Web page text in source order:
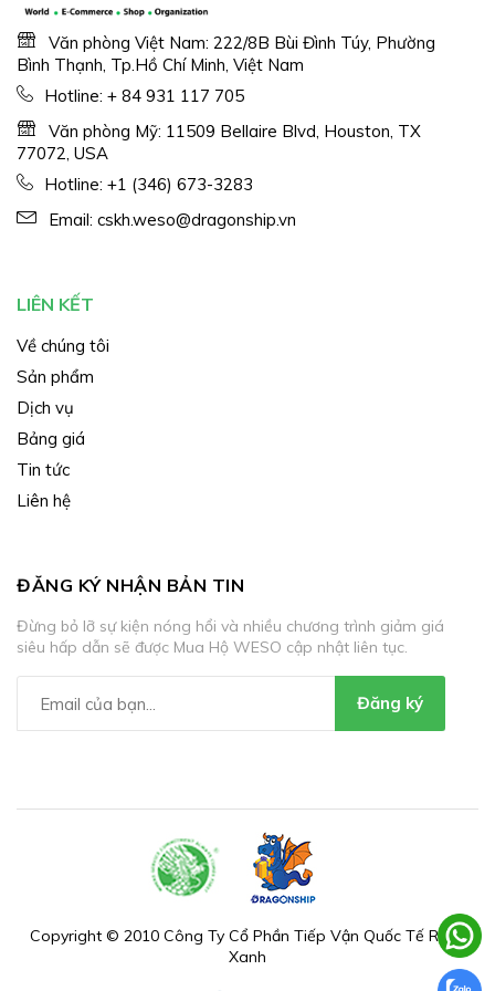
Văn phòng Việt Nam: 222/8B Bùi Đình Túy, Phường
Bình Thạnh, Tp.Hồ Chí Minh, Việt Nam
Hotline: + 84 931 117 705
Văn phòng Mỹ: 11509 Bellaire Blvd, Houston, TX
77072, USA
Hotline: +1 (346) 673-3283
Email: cskh.weso@dragonship.vn
LIÊN KẾT
Về chúng tôi
Sản phẩm
Dịch vụ
Bảng giá
Tin tức
Liên hệ
ĐĂNG KÝ NHẬN BẢN TIN
Đừng bỏ lỡ sự kiện nóng hổi và nhiều chương trình giảm giá
siêu hấp dẫn sẽ được Mua Hộ WESO cập nhật liên tục.
Đăng ký
Copyright © 2010 Công Ty Cổ Phần Tiếp Vận Quốc Tế Rồng
Xanh